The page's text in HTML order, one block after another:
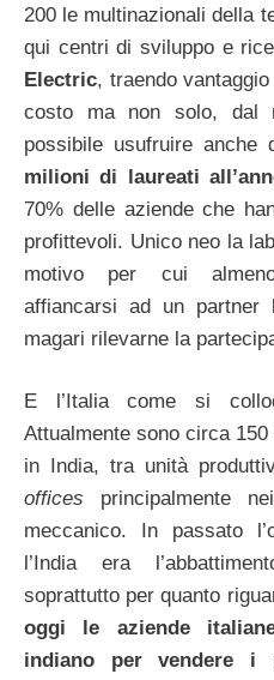
200 le multinazionali della
qui centri di sviluppo e
Electric, traendo
costo ma non solo, dal
possibile usufruire anche
milioni di laureati
70% delle aziende che
profittevoli. Unico neo la
motivo per cui
affiancarsi ad un
magari rilevarne la
E l’Italia come si
Attualmente sono circa
in India, tra unità
offices principalmente
meccanico. In passato
l’India era
soprattutto per quanto
oggi le aziende
indiano per vendere i